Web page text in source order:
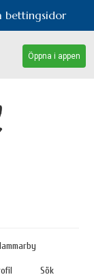
bettingsidor
Öppna i appen
Sök